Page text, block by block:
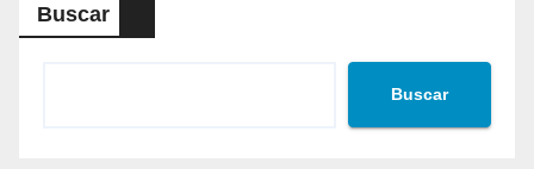
Buscar
Buscar